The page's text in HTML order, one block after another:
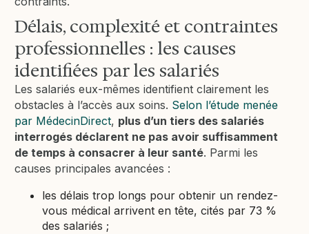
Délais, complexité et contraintes
professionnelles : les causes
identifiées par les salariés
Les salariés eux-mêmes identifient clairement les
obstacles à l’accès aux soins. Selon l’étude menée
par MédecinDirect, plus d’un tiers des salariés
interrogés déclarent ne pas avoir suffisamment
de temps à consacrer à leur santé. Parmi les
causes principales avancées :
les délais trop longs pour obtenir un rendez-
vous médical arrivent en tête, cités par 73 %
des salariés ;